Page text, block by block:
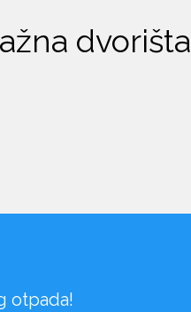
dvorišta
otpada!